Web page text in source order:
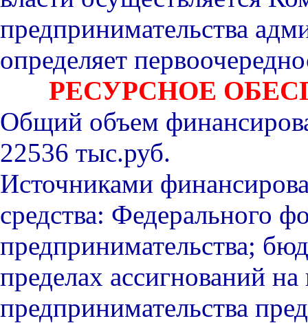
предпринимательства
определяет
РЕСУРСНОЕ
Общий объем
22536 тыс.руб.
Источниками
средства: Федерального
предпринимательства;
пределах ассигнований
предпринимательства